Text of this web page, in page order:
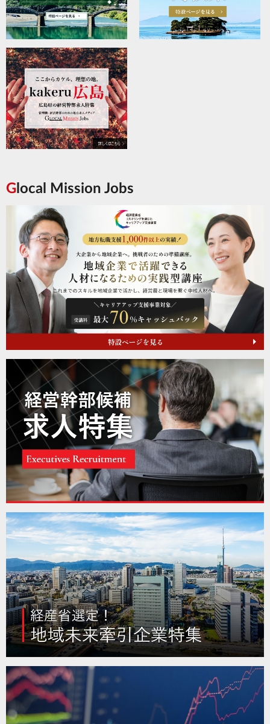
Glocal Mission Jobs